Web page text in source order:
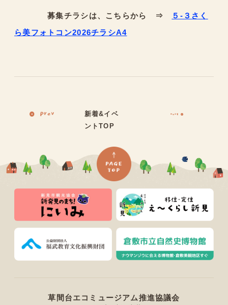
募集チラシは、こちらから ⇒
５-３さく
ら美フォトコン2026チラシA4
新着&イベ
ントTOP
草間台エコミュージアム推進協議会